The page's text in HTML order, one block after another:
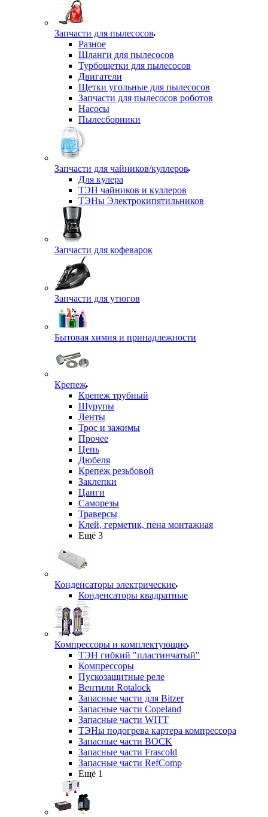
Запчасти для пылесосов
Разное
Шланги для пылесосов
Турбощетки для пылесосов
Двигатели
Щетки угольные для пылесосов
Запчасти для пылесосов роботов
Насосы
Пылесборники
Запчасти для чайников/куллеров
Для кулера
ТЭН чайников и куллеров
ТЭНы Электрокипятильников
Запчасти для кофеварок
Запчасти для утюгов
Бытовая химия и принадлежности
Крепеж
Крепеж трубный
Шурупы
Ленты
Трос и зажимы
Прочее
Цепь
Дюбеля
Крепеж резьбовой
Заклепки
Цанги
Саморезы
Траверсы
Клей, герметик, пена монтажная
Ещё 3
Конденсаторы электрические
Конденсаторы квадратные
Компрессоры и комплектующие
ТЭН гибкий "пластинчатый"
Компрессоры
Пускозащитные реле
Вентили Rotalock
Запасные части для Bitzer
Запасные части Copeland
Запасные части WITT
ТЭНы подогрева картера компрессора
Запасные части BOCK
Запасные части Frascold
Запасные части RefComp
Ещё 1